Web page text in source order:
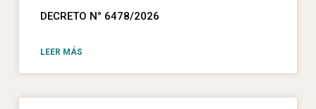
DECRETO N° 6478/2026
LEER MÁS